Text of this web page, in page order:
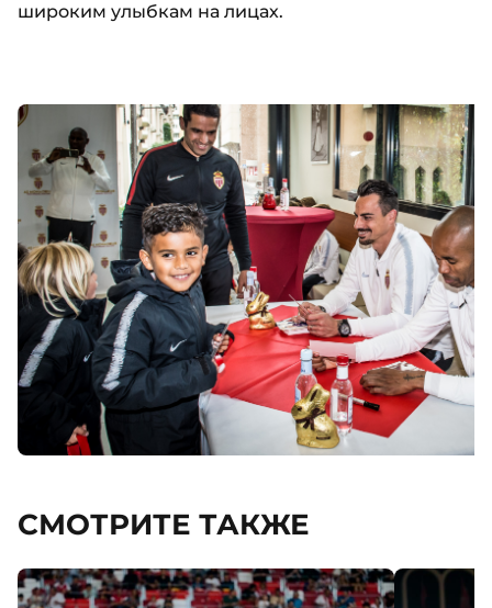
широким улыбкам на лицах.
СМОТРИТЕ ТАКЖЕ